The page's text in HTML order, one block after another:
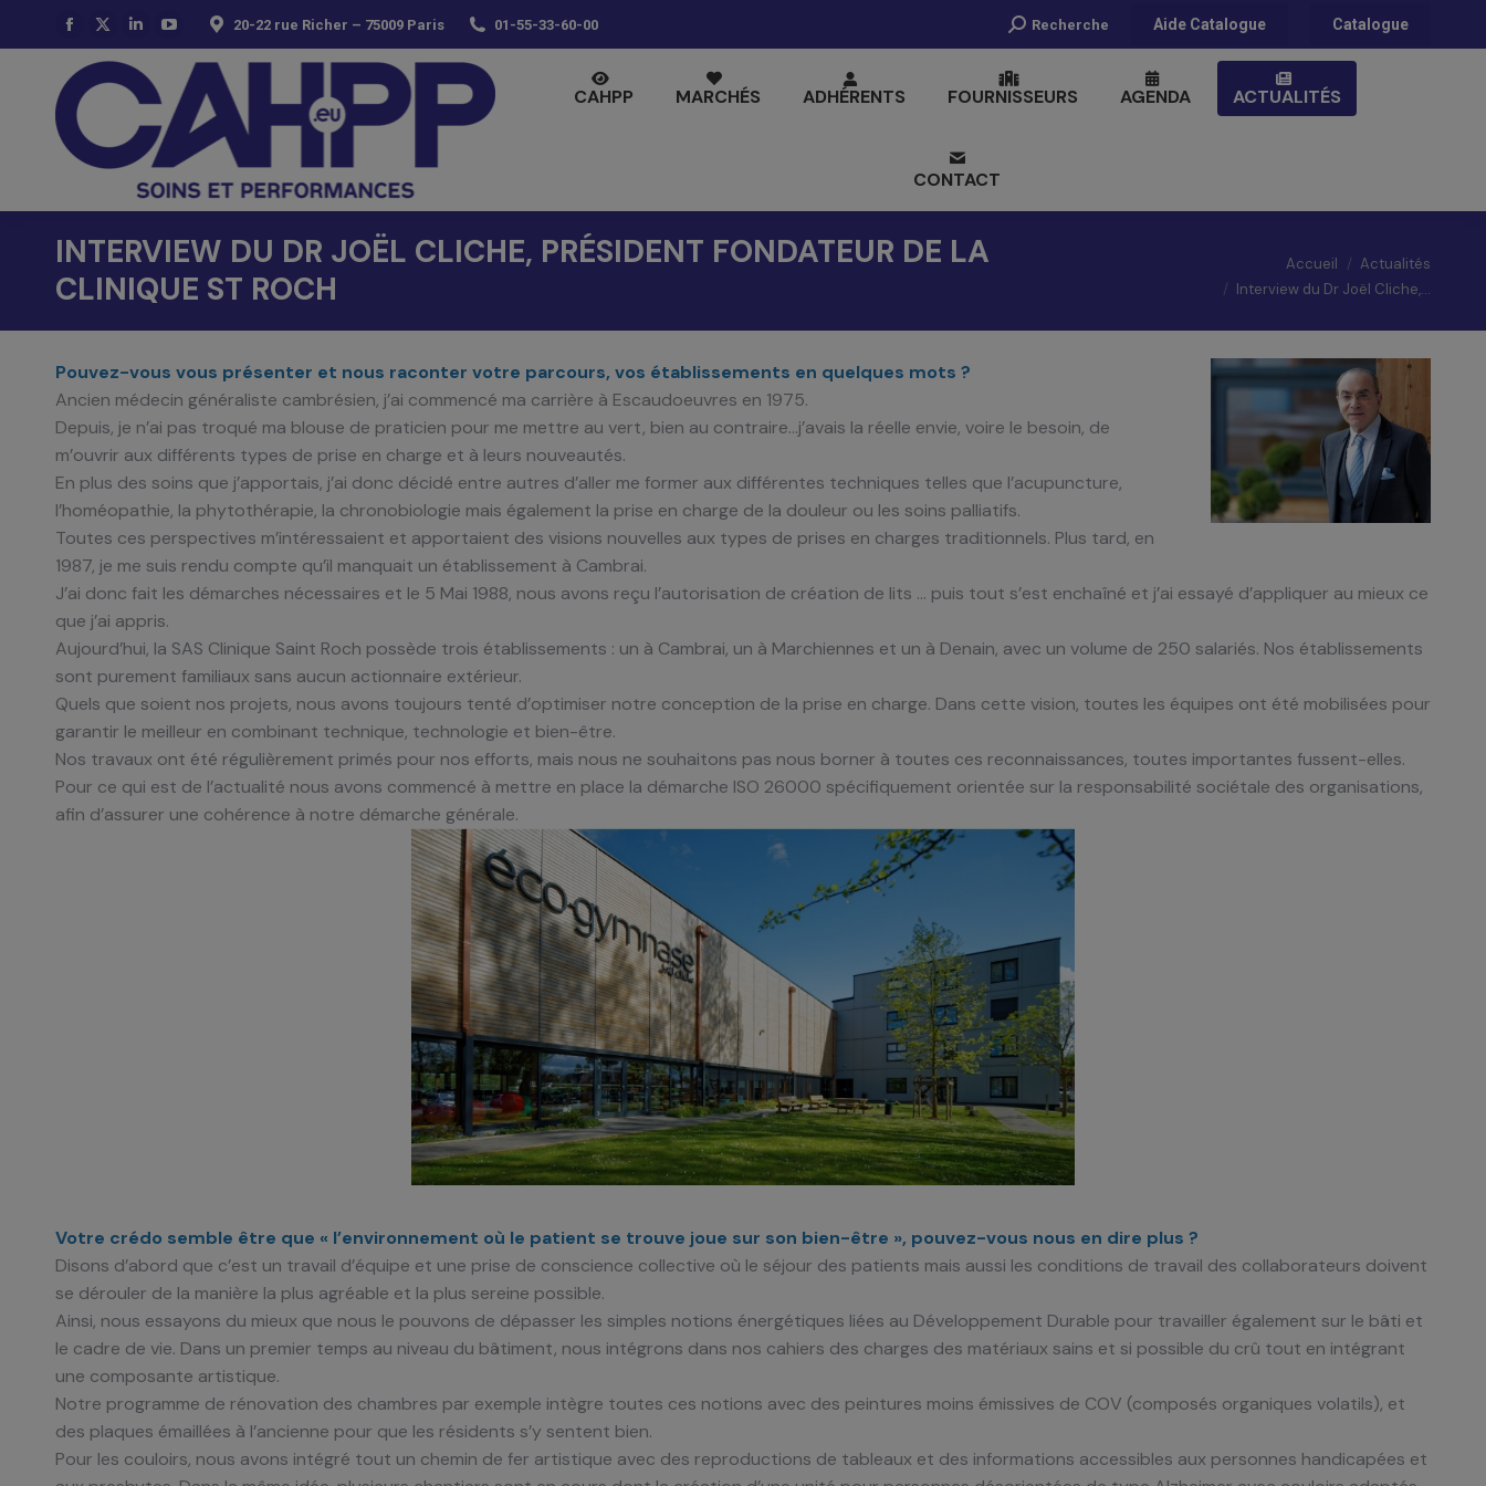
La
page
Facebook
s'ouvre
dans
nouvelle
fenêtre
La
page
s'ouvre
dans
nouvelle
fenêtre
La
page
LinkedIn
s'ouvre
dans
une
nouvelle
fenêtre
La
page
YouTube
s'ouvre
dans
une
nouvelle
fenêtre
20-22 rue Richer – 75009 Paris 01-55-33-60-00
Recherche
Recherche Aide Catalogue Catalogue
CAHPP MARCHÉS ADHÉRENTS FOURNISSEURS AGENDA ACTUALITÉS
CONTACT
INTERVIEW DU DR JOËL CLICHE, PRÉSIDENT FONDATEUR DE LA
CLINIQUE ST ROCH
Accueil
Actualités
Interview du Dr Joël Cliche,…
Pouvez-vous vous présenter et nous raconter votre parcours, vos établissements en quelques mots ?
Ancien médecin généraliste cambrésien, j’ai commencé ma carrière à Escaudoeuvres en 1975.
Depuis, je n’ai pas troqué ma blouse de praticien pour me mettre au vert, bien au contraire…j’avais la réelle envie, voire le besoin, de
m’ouvrir aux différents types de prise en charge et à leurs nouveautés.
En plus des soins que j’apportais, j’ai donc décidé entre autres d’aller me former aux différentes techniques telles que l’acupuncture,
l’homéopathie, la phytothérapie, la chronobiologie mais également la prise en charge de la douleur ou les soins palliatifs.
Toutes ces perspectives m’intéressaient et apportaient des visions nouvelles aux types de prises en charges traditionnels. Plus tard, en
1987, je me suis rendu compte qu’il manquait un établissement à Cambrai.
J’ai donc fait les démarches nécessaires et le 5 Mai 1988, nous avons reçu l’autorisation de création de lits … puis tout s’est enchaîné et j’ai essayé d’appliquer au mieux ce
que j’ai appris.
Aujourd’hui, la SAS Clinique Saint Roch possède trois établissements : un à Cambrai, un à Marchiennes et un à Denain, avec un volume de 250 salariés. Nos établissements
sont purement familiaux sans aucun actionnaire extérieur.
Quels que soient nos projets, nous avons toujours tenté d’optimiser notre conception de la prise en charge. Dans cette vision, toutes les équipes ont été mobilisées pour
garantir le meilleur en combinant technique, technologie et bien-être.
Nos travaux ont été régulièrement primés pour nos efforts, mais nous ne souhaitons pas nous borner à toutes ces reconnaissances, toutes importantes fussent-elles.
Pour ce qui est de l’actualité nous avons commencé à mettre en place la démarche ISO 26000 spécifiquement orientée sur la responsabilité sociétale des organisations,
afin d’assurer une cohérence à notre démarche générale.
Votre crédo semble être que « l’environnement où le patient se trouve joue sur son bien-être », pouvez-vous nous en dire plus ?
Disons d’abord que c’est un travail d’équipe et une prise de conscience collective où le séjour des patients mais aussi les conditions de travail des collaborateurs doivent
se dérouler de la manière la plus agréable et la plus sereine possible.
Ainsi, nous essayons du mieux que nous le pouvons de dépasser les simples notions énergétiques liées au Développement Durable pour travailler également sur le bâti et
le cadre de vie. Dans un premier temps au niveau du bâtiment, nous intégrons dans nos cahiers des charges des matériaux sains et si possible du crû tout en intégrant
une composante artistique.
Notre programme de rénovation des chambres par exemple intègre toutes ces notions avec des peintures moins émissives de COV (composés organiques volatils), et
des plaques émaillées à l’ancienne pour que les résidents s’y sentent bien.
Pour les couloirs, nous avons intégré tout un chemin de fer artistique avec des reproductions de tableaux et des informations accessibles aux personnes handicapées et